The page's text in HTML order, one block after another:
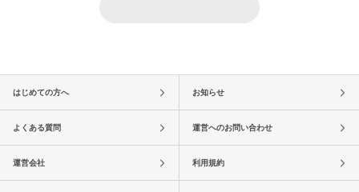
はじめての方へ お知らせ
よくある質問 運営へのお問い合わせ
運営会社 利用規約